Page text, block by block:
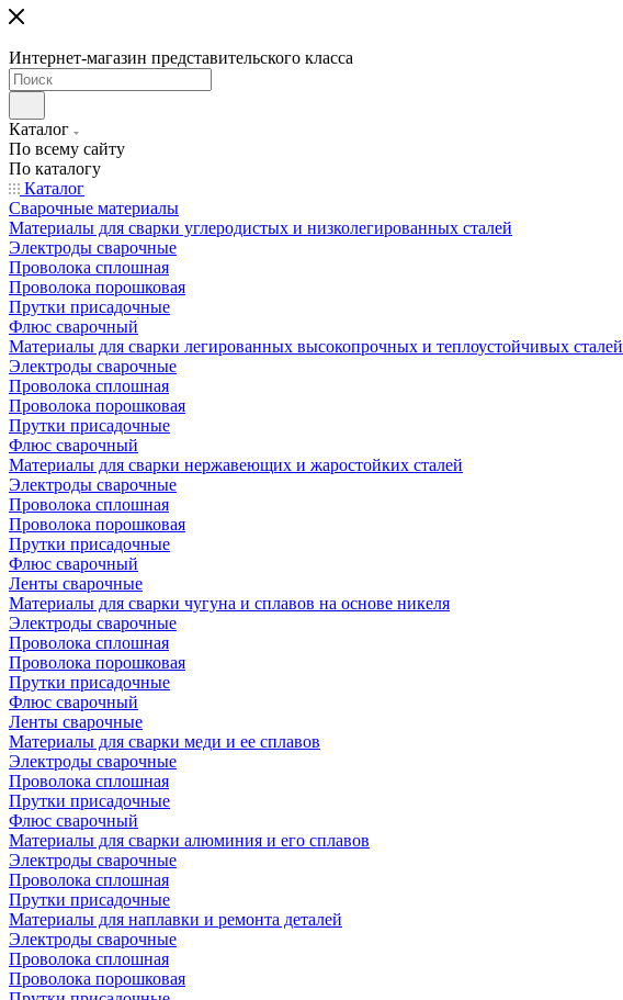
Интернет-магазин представительского класса
Каталог
По всему сайту
По каталогу
Каталог
Сварочные материалы
Материалы для сварки углеродистых и низколегированных сталей
Электроды сварочные
Проволока сплошная
Проволока порошковая
Прутки присадочные
Флюс сварочный
Материалы для сварки легированных высокопрочных и теплоустойчивых сталей
Электроды сварочные
Проволока сплошная
Проволока порошковая
Прутки присадочные
Флюс сварочный
Материалы для сварки нержавеющих и жаростойких сталей
Электроды сварочные
Проволока сплошная
Проволока порошковая
Прутки присадочные
Флюс сварочный
Ленты сварочные
Материалы для сварки чугуна и сплавов на основе никеля
Электроды сварочные
Проволока сплошная
Проволока порошковая
Прутки присадочные
Флюс сварочный
Ленты сварочные
Материалы для сварки меди и ее сплавов
Электроды сварочные
Проволока сплошная
Прутки присадочные
Флюс сварочный
Материалы для сварки алюминия и его сплавов
Электроды сварочные
Проволока сплошная
Прутки присадочные
Материалы для наплавки и ремонта деталей
Электроды сварочные
Проволока сплошная
Проволока порошковая